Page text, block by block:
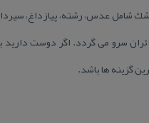
شامل عدس، رشته، پیازداغ،
سرو می گردد. اگر دوست
گزینه ها باشد.